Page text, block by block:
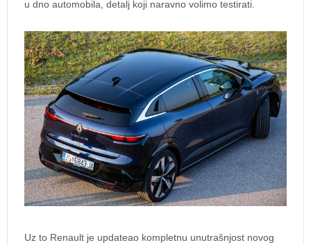
u dno automobila, detalj koji naravno volimo testirati.
Uz to Renault je updateao kompletnu unutrašnjost novog